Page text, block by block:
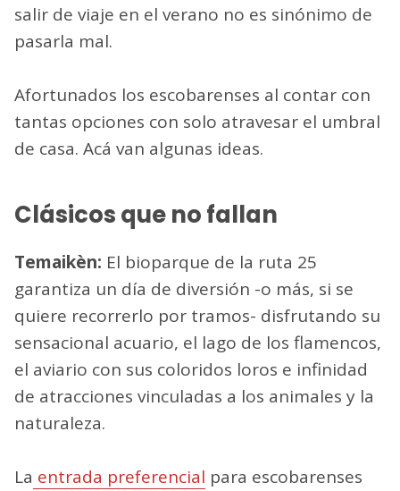
salir de viaje en el verano no es sinónimo de
pasarla mal.
Afortunados los escobarenses al contar con
tantas opciones con solo atravesar el umbral
de casa. Acá van algunas ideas.
Clásicos que no fallan
Temaikèn: El bioparque de la ruta 25
garantiza un día de diversión -o más, si se
quiere recorrerlo por tramos- disfrutando su
sensacional acuario, el lago de los flamencos,
el aviario con sus coloridos loros e infinidad
de atracciones vinculadas a los animales y la
naturaleza.
La entrada preferencial para escobarenses